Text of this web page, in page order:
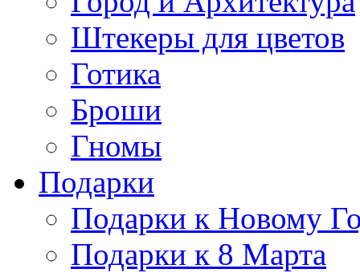
Штекеры для цветов
Готика
Броши
Гномы
Подарки
Подарки к Новому
Подарки к 8 Марта